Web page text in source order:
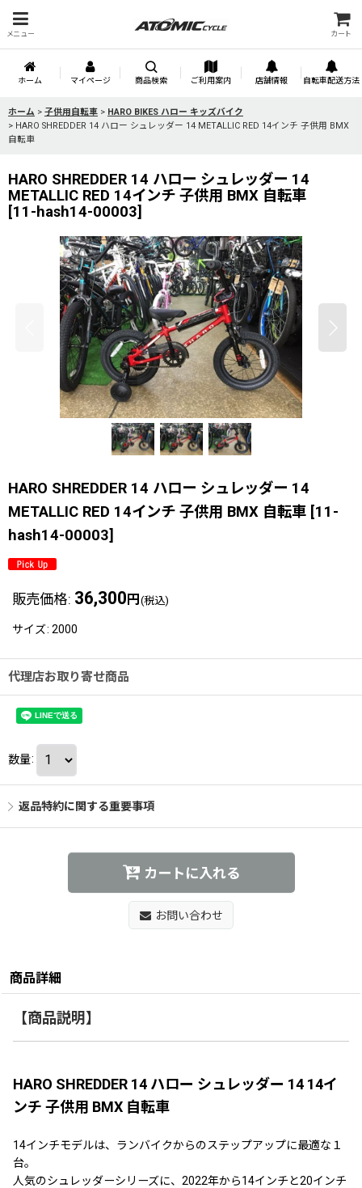
メニュー カート
ホーム マイページ 商品検索 ご利用案内 店舗情報 自転車配送方法
ホーム > 子供用自転車 > HARO BIKES ハロー キッズバイク
> HARO SHREDDER 14 ハロー シュレッダー 14 METALLIC RED 14インチ 子供用 BMX
自転車
HARO SHREDDER 14 ハロー シュレッダー 14
METALLIC RED 14インチ 子供用 BMX 自転車
[11-hash14-00003]
HARO SHREDDER 14 ハロー シュレッダー 14
METALLIC RED 14インチ 子供用 BMX 自転車 [11-
hash14-00003]
販売価格: 36,300 円 (税込)
サイズ: 2000
代理店お取り寄せ商品
数量:
返品特約に関する重要事項
カートに入れる
お問い合わせ
商品詳細
【商品説明】
HARO SHREDDER 14 ハロー シュレッダー 14 14イ
ンチ 子供用 BMX 自転車
14インチモデルは、ランバイクからのステップアップに最適な１
台。
人気のシュレッダーシリーズに、2022年から14インチと20インチ